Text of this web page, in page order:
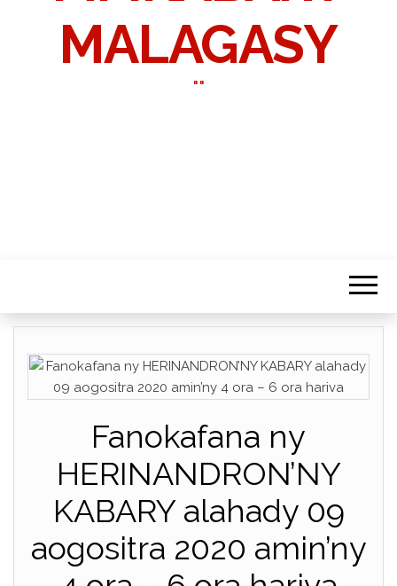
MALAGASY
""
Fanokafana ny
HERINANDRON’NY
KABARY alahady 09
aogositra 2020 amin’ny